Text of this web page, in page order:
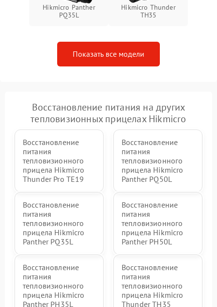
Hikmicro Panther
PQ35L
Hikmicro Thunder
TH35
Показать все модели
Восстановление питания на других
тепловизионных прицелах Hikmicro
Восстановление
питания
тепловизионного
прицела Hikmicro
Thunder Pro TE19
Восстановление
питания
тепловизионного
прицела Hikmicro
Panther PQ50L
Восстановление
питания
тепловизионного
прицела Hikmicro
Panther PQ35L
Восстановление
питания
тепловизионного
прицела Hikmicro
Panther PH50L
Восстановление
питания
тепловизионного
прицела Hikmicro
Panther PH35L
Восстановление
питания
тепловизионного
прицела Hikmicro
Thunder TH35